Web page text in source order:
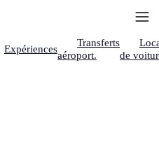
Expériences
Transferts
aéroport.
de